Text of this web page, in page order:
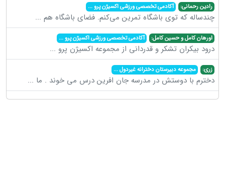
رادین رحمانی: آکادمی تخصصی ورزشی اکسیژن پرو...
چندساله که توی باشگاه تمرین می‌کنم. فضای باشگاه هم ...
اورهان کامل و حسین کامل: آکادمی تخصصی ورزشی اکسیژن پرو...
درود بیکران تشکر و قدردانی از مجموعه اکسیژن پرو ...
زری: مجموعه دبیرستان دخترانه غیردول...
دخترم با دوستش در مدرسه جان افرین درس می خوند . ما ...